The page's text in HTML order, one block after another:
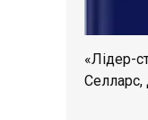
«Лідер-
Селларс,